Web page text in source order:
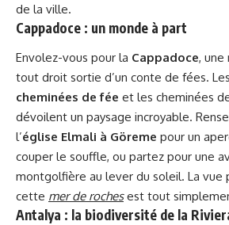
de la ville.
Cappadoce : un monde à part
Envolez-vous pour la Cappadoce, une
tout droit sortie d’un conte de fées.
cheminées de fée et les cheminées
dévoilent un paysage incroyable.
l’église Elmali à Göreme pour un
couper le souffle, ou partez pour une
montgolfière au lever du soleil. La vue
cette mer de rochesest tout
Antalya : la biodiversité de la